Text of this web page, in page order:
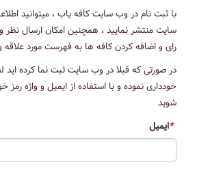
با ثبت نام در وب سایت کافه یاب ، میتوانید
سایت منتشر نمایید ، همچنین امکان ارسال
رای و اضافه کردن کافه ها به فهرست مورد علاقه
در صورتی که قبلا در وب سایت ثبت نما کرده اید
خودداری نموده و با استفاده از ایمیل و واژه
شوید
*ایمیل